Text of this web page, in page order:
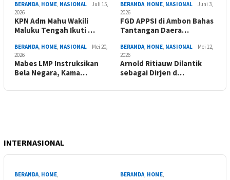
BERANDA, HOME, NASIONAL
Juli 15,
2026
KPN Adm Mahu Wakili
Maluku Tengah Ikuti …
BERANDA, HOME, NASIONAL
Juni 3,
2026
FGD APPSI di Ambon Bahas
Tantangan Daera…
BERANDA, HOME, NASIONAL
Mei 20,
2026
Mabes LMP Instruksikan
Bela Negara, Kama…
BERANDA, HOME, NASIONAL
Mei 12,
2026
Arnold Ritiauw Dilantik
sebagai Dirjen d…
INTERNASIONAL
BERANDA, HOME,
BERANDA, HOME,